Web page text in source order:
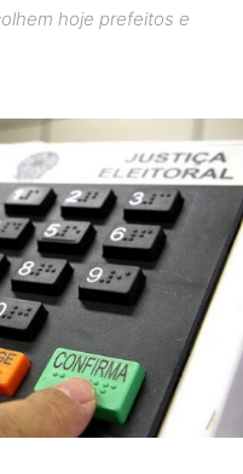
hoje prefeitos e